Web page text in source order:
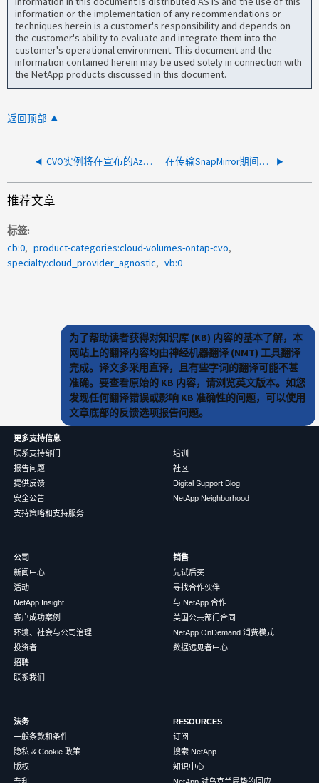
information or the implementation of any recommendations or
techniques herein is a customer's responsibility and depends on
the customer's ability to evaluate and integrate them into the
customer's operational environment. This document and the
information contained herein may be used solely in connection with
the NetApp products discussed in this document.
返回顶部
CVO实例将在宣布的Azure计划维护后数秒内重新启动 在传输SnapMirror期间、CVO被计划的关闭任务关闭
推荐文章
标签
cb:0
product-categories:cloud-volumes-ontap-cvo
specialty:cloud_provider_agnostic
vb:0
为了帮助读者获得对知识库 (KB) 内容的基本了解，本
网站上的翻译内容均由神经机器翻译 (NMT) 工具翻译
完成。译文多采用直译，且有些字词的翻译可能不甚
准确。要查看原始的 KB 内容，请浏览英文版本。如您
发现任何翻译错误或影响 KB 准确性的问题，可以使用
文章底部的反馈选项报告问题。
更多支持信息
联系支持部门
报告问题
提供反馈
安全公告
支持策略和支持服务
培训
社区
Digital Support Blog
NetApp Neighborhood
公司
新闻中心
活动
NetApp Insight
客户成功案例
环境、社会与公司治理
投资者
招聘
联系我们
销售
先试后买
寻找合作伙伴
与 NetApp 合作
美国公共部门合同
NetApp OnDemand 消费模式
数据远见者中心
法务
一般条款和条件
隐私 & Cookie 政策
版权
RESOURCES
订阅
搜索 NetApp
知识中心